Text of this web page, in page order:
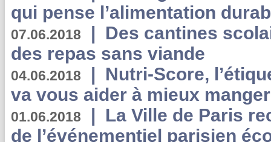
qui pense l’alimentation
07.06.2018 | Des cantines
des repas sans viande
04.06.2018 | Nutri-Score,
va vous aider à mieux
01.06.2018 | La Ville de Paris
de l’événementiel parisien